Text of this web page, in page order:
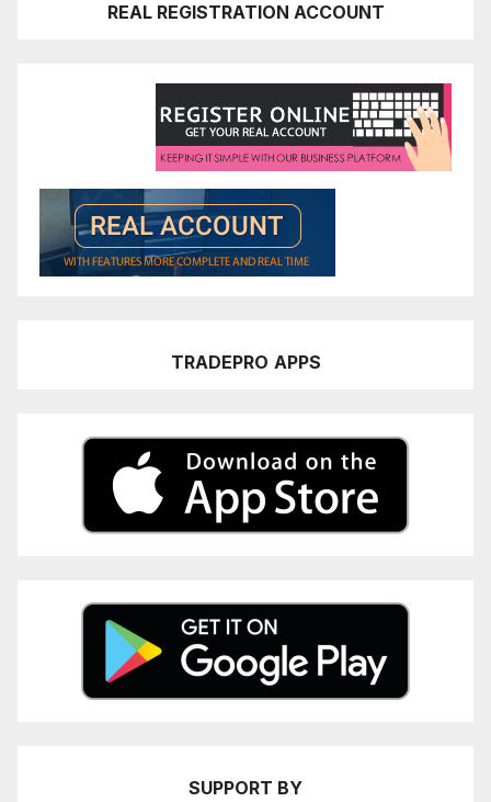
REAL REGISTRATION ACCOUNT
TRADEPRO APPS
SUPPORT BY